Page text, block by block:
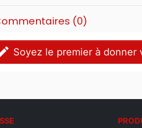
(0)
Soyez le premier à donner